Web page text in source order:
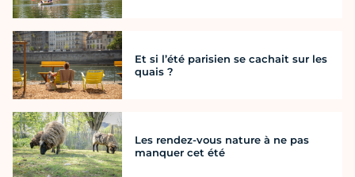
Et si l’été parisien se cachait sur les
quais ?
Les rendez-vous nature à ne pas
manquer cet été